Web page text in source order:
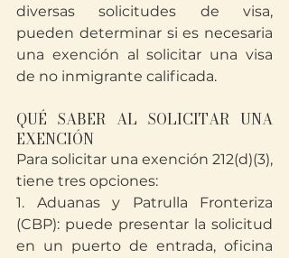
diversas solicitudes de visa,
pueden determinar si es necesaria
una exención al solicitar una visa
de no inmigrante calificada.
QUÉ SABER AL SOLICITAR UNA
EXENCIÓN
Para solicitar una exención 212(d)(3),
tiene tres opciones:
1. Aduanas y Patrulla Fronteriza
(CBP): puede presentar la solicitud
en un puerto de entrada, oficina